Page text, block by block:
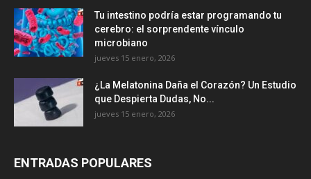
Tu intestino podría estar programando tu
cerebro: el sorprendente vínculo
microbiano
jueves 15 enero, 2026
¿La Melatonina Daña el Corazón? Un Estudio
que Despierta Dudas, No...
jueves 15 enero, 2026
ENTRADAS POPULARES